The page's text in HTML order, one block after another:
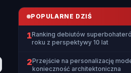
POPULARNE DZIŚ
1Ranking debiutów
roku z perspektywy 10 lat
2Przejście na personalizację
konieczność architektoniczna